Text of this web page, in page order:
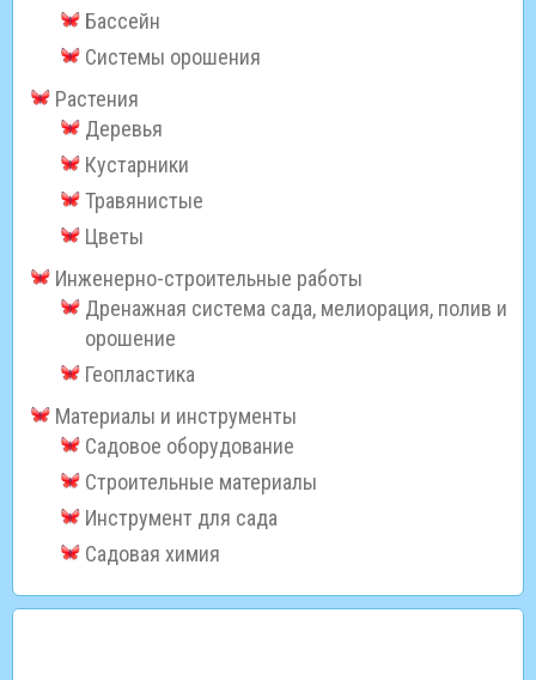
Бассейн
Системы орошения
Растения
Деревья
Кустарники
Травянистые
Цветы
Инженерно-строительные работы
Дренажная система сада, мелиорация, полив и
орошение
Геопластика
Материалы и инструменты
Садовое оборудование
Строительные материалы
Инструмент для сада
Садовая химия